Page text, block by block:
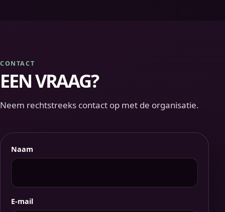
CONTACT
EEN VRAAG?
Neem rechtstreeks contact op met de organisatie.
Naam
E-mail